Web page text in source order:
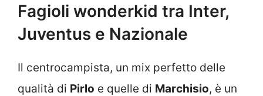
Fagioli wonderkid tra Inter,
Juventus e Nazionale
Il centrocampista, un mix perfetto delle
qualità di Pirlo e quelle di Marchisio, è un